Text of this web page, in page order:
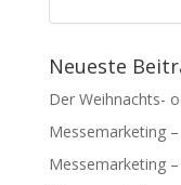
Neueste
Der Weihnachts-
Messemarketing
Messemarketing